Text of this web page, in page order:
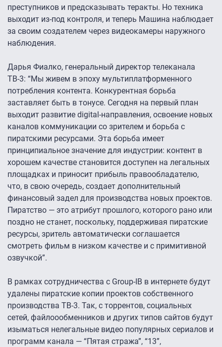
преступников и предсказывать теракты. Но техника
выходит из-под контроля, и теперь Машина наблюдает
за своим создателем через видеокамеры наружного
наблюдения.
Дарья Фиалко, генеральный директор телеканала
ТВ-3: “Мы живем в эпоху мультиплатформенного
потребления контента. Конкурентная борьба
заставляет быть в тонусе. Сегодня на первый план
выходит развитие digital-направления, освоение новых
каналов коммуникации со зрителем и борьба с
пиратскими ресурсами. Эта борьба имеет
принципиальное значение для индустрии: контент в
хорошем качестве становится доступен на легальных
площадках и приносит прибыль правообладателю,
что, в свою очередь, создает дополнительный
финансовый задел для производства новых проектов.
Пиратство — это атрибут прошлого, которого рано или
поздно не станет, поскольку, поддерживая пиратские
ресурсы, зритель автоматически соглашается
смотреть фильм в низком качестве и с примитивной
озвучкой”.
В рамках сотрудничества с Group-IB в интернете будут
удалены пиратские копии проектов собственного
производства ТВ-3. Так, с торрентов, социальных
сетей, файлоообменников и других типов сайтов будут
изыматься нелегальные видео популярных сериалов и
программ канала — “Пятая стража”, “13”,